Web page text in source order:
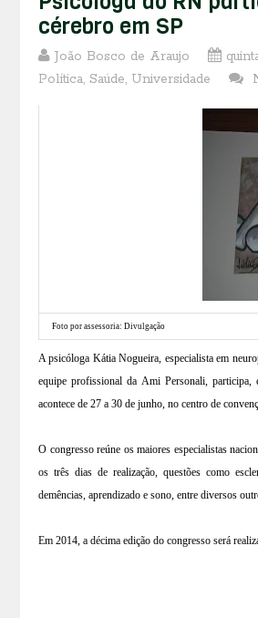
cérebro em SP
João Bosco de Araujo
Política, Saúde, Universidade
Foto por assessoria: Divulgação
A psicóloga Kátia Nogueira, especialista em
equipe profissional da Ami Personali, participa,
acontece de 27 a 30 de junho, no centro de
O congresso reúne os maiores especialistas
os três dias de realização, questões como
demências, aprendizado e sono, entre diversos
Em 2014, a décima edição do congresso será